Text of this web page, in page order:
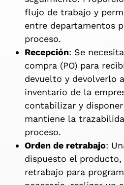
flujo de trabajo y
entre departamentos
proceso.
Recepción: Se
compra (PO) para
devuelto y devolverlo
inventario de la
contabilizar y
mantiene la
proceso.
Orden de retrabajo:
dispuesto el
retrabajo para